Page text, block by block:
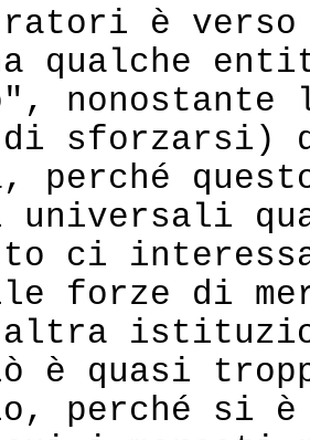
è
qualche
nonostante
sforzarsi)
perché
universali
ci
forze di
altra
è quasi
perché si è